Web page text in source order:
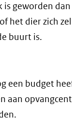
geworden
het dier zich
buurt is.
een budget
aan